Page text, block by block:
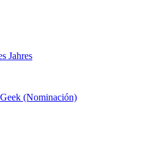
Jahres
(Nominación)